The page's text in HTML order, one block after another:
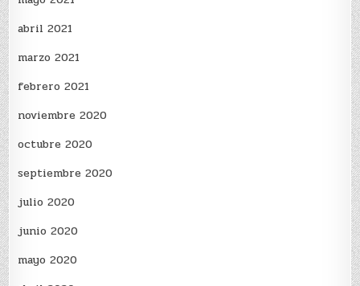
abril 2021
marzo 2021
febrero 2021
noviembre 2020
octubre 2020
septiembre 2020
julio 2020
junio 2020
mayo 2020